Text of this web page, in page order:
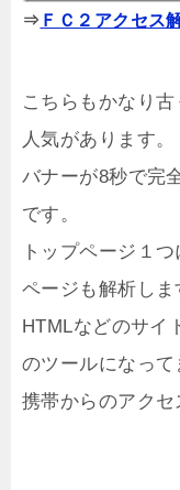
⇒ ＦＣ２アクセス
こちらもかなり
人気があります。
バナーが8秒で完
です。
トップページ１
ページも解析しま
HTMLなどのサイ
のツールになって
携帯からのアクセ